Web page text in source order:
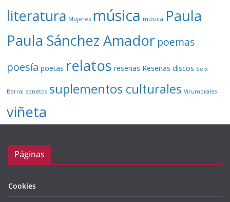
literatura Mujeres música música Paula
Paula Sánchez Amador poemas
poesía poetas relatos reseñas Reseñas discos Seix
Barral sonetos suplementos culturales Virumbrales
viñeta
Páginas
Cookies